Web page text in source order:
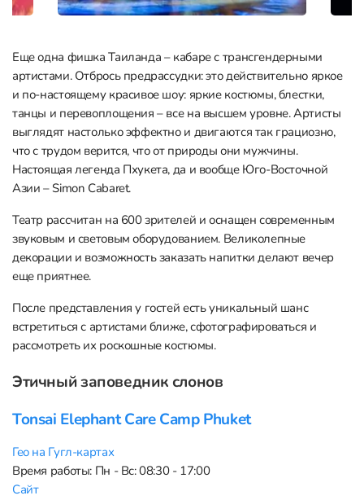
Еще одна фишка Таиланда – кабаре с трансгендерными
артистами. Отбрось предрассудки: это действительно яркое
и по-настоящему красивое шоу: яркие костюмы, блестки,
танцы и перевоплощения – все на высшем уровне. Артисты
выглядят настолько эффектно и двигаются так грациозно,
что с трудом верится, что от природы они мужчины.
Настоящая легенда Пхукета, да и вообще Юго-Восточной
Азии – Simon Cabaret.
Театр рассчитан на 600 зрителей и оснащен современным
звуковым и световым оборудованием. Великолепные
декорации и возможность заказать напитки делают вечер
еще приятнее.
После представления у гостей есть уникальный шанс
встретиться с артистами ближе, сфотографироваться и
рассмотреть их роскошные костюмы.
Этичный заповедник слонов
Tonsai Elephant Care Camp Phuket
Гео на Гугл-картах
Время работы: Пн - Вс: 08:30 - 17:00
Сайт